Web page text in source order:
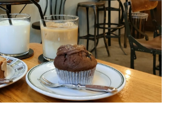
人気メニューだそうです！ この投
店頭または、公式オンラインストアに
になる方は是非ご覧になってみてくださ